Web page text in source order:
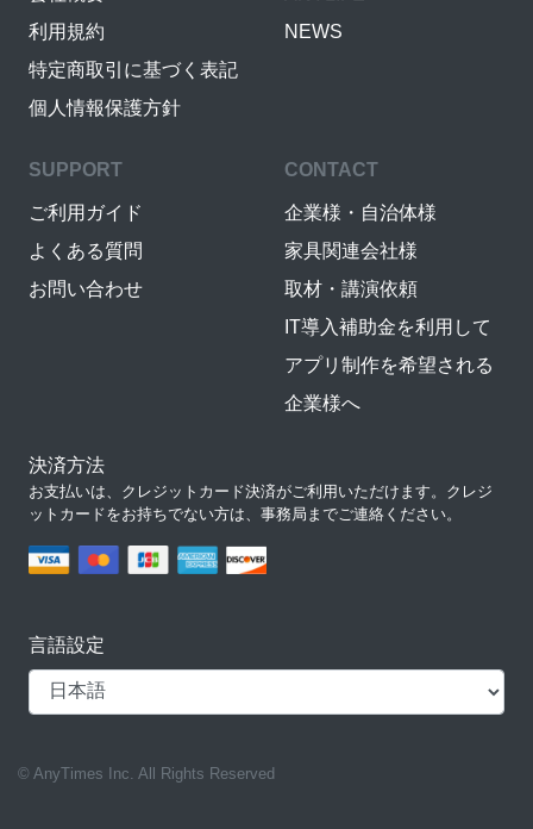
利用規約
特定商取引に基づく表記
個人情報保護方針
NEWS
SUPPORT
ご利用ガイド
よくある質問
お問い合わせ
CONTACT
企業様・自治体様
家具関連会社様
取材・講演依頼
IT導入補助金を利用して
アプリ制作を希望される
企業様へ
決済方法
お支払いは、クレジットカード決済がご利用いただけます。クレジ
ットカードをお持ちでない方は、事務局までご連絡ください。
言語設定
© AnyTimes Inc. All Rights Reserved